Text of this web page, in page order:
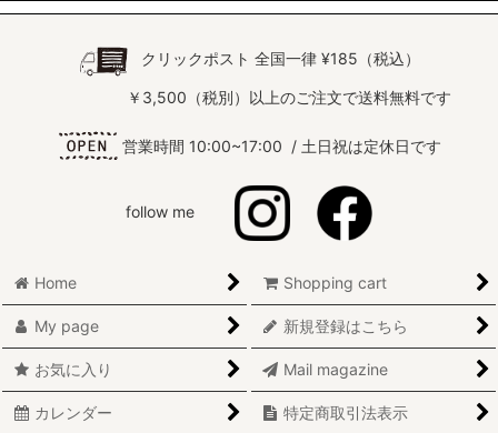
クリックポスト 全国一律 ¥185（税込）
￥3,500（税別）以上のご注文で送料無料です
営業時間 10:00~17:00 / 土日祝は定休日です
follow me
Home Shopping cart
My page 新規登録はこちら
お気に入り Mail magazine
カレンダー 特定商取引法表示